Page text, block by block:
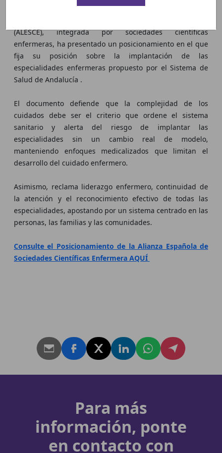
(ALESCE), integrada por sociedades científicas
enfermeras, ha presentado un posicionamiento en el que
fija su posición sobre la implantación de las
especialidades enfermeras propuesto por el Sistema de
Salud de Andalucía .
El documento defiende que la complejidad de los
cuidados debe ser el criterio que ordene el sistema
sanitario y alerta del riesgo de implantar las
especialidades sin un cambio real de modelo,
manteniendo enfoques medicalizados que limitan el
desarrollo del cuidado enfermero.
Asimismo, reclama liderazgo enfermero, continuidad de
la atención y el reconocimiento efectivo de todas las
especialidades, apostando por un sistema centrado en las
personas, las familias y las comunidades.
Consulte el Posicionamiento de la Alianza Española de
Sociedades Científicas Enfermera AQUÍ
Para más
información, ponte
en contacto con